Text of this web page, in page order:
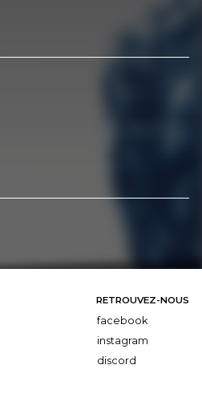
RETROUVEZ-NOUS
facebook
instagram
discord